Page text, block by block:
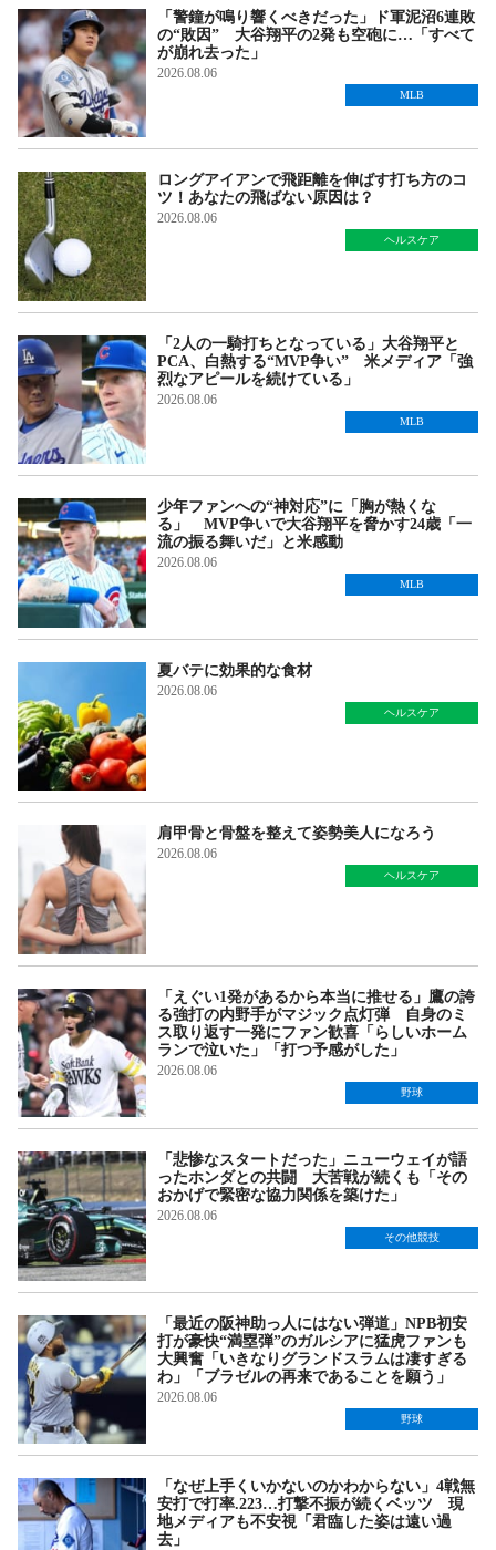
「警鐘が鳴り響くべきだった」ド軍泥沼6連敗
の“敗因” 大谷翔平の2発も空砲に…「すべて
が崩れ去った」
2026.08.06
MLB
ロングアイアンで飛距離を伸ばす打ち方のコ
ツ！あなたの飛ばない原因は？
2026.08.06
ヘルスケア
「2人の一騎打ちとなっている」大谷翔平と
PCA、白熱する“MVP争い” 米メディア「強
烈なアピールを続けている」
2026.08.06
MLB
少年ファンへの“神対応”に「胸が熱くな
る」 MVP争いで大谷翔平を脅かす24歳「一
流の振る舞いだ」と米感動
2026.08.06
MLB
夏バテに効果的な食材
2026.08.06
ヘルスケア
肩甲骨と骨盤を整えて姿勢美人になろう
2026.08.06
ヘルスケア
「えぐい1発があるから本当に推せる」鷹の誇
る強打の内野手がマジック点灯弾 自身のミ
ス取り返す一発にファン歓喜「らしいホーム
ランで泣いた」「打つ予感がした」
2026.08.06
野球
「悲惨なスタートだった」ニューウェイが語
ったホンダとの共闘 大苦戦が続くも「その
おかげで緊密な協力関係を築けた」
2026.08.06
その他競技
「最近の阪神助っ人にはない弾道」NPB初安
打が豪快“満塁弾”のガルシアに猛虎ファンも
大興奮「いきなりグランドスラムは凄すぎる
わ」「ブラゼルの再来であることを願う」
2026.08.06
野球
「なぜ上手くいかないのかわからない」4戦無
安打で打率.223…打撃不振が続くベッツ 現
地メディアも不安視「君臨した姿は遠い過
去」